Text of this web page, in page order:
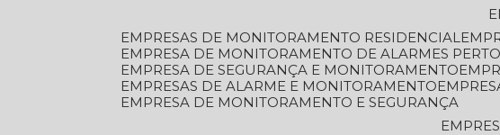
EMPRESAS DE MONITORAMENTO RESIDENCIAL
EMPRESA DE MONITORAMENTO DE ALARMES
EMPRESA DE SEGURANÇA E MONITORAMENTO
EMPRESAS DE ALARME E MONITORAMENTO
EMPRESA DE MONITORAMENTO E SEGURANÇA